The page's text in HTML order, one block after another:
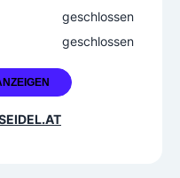
geschlossen
geschlossen